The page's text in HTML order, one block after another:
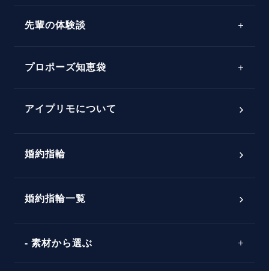
プロポーズアイテム
パーフェクトプロポーズリング
先輩の体験談
プロポーズ知恵袋
ダイヤモンドの品質とは？
アイプリモについて
婚約指輪
婚約指輪一覧
素材から選ぶ